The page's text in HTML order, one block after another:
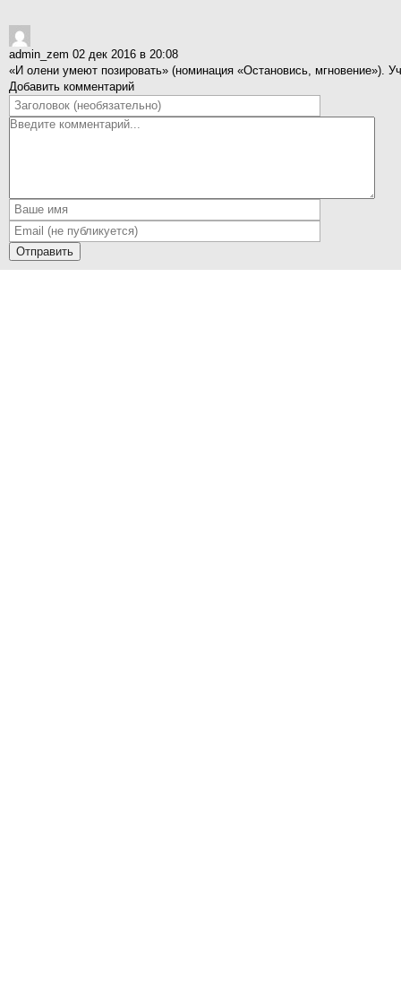
admin_zem 02 дек 2016 в 20:08
«И олени умеют позировать» (номинация «Остановись, мгновение»).
Добавить комментарий
Отправить